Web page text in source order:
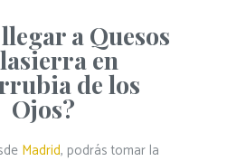
a Quesos
en
de los
Ojos?
Madrid, podrás tomar la